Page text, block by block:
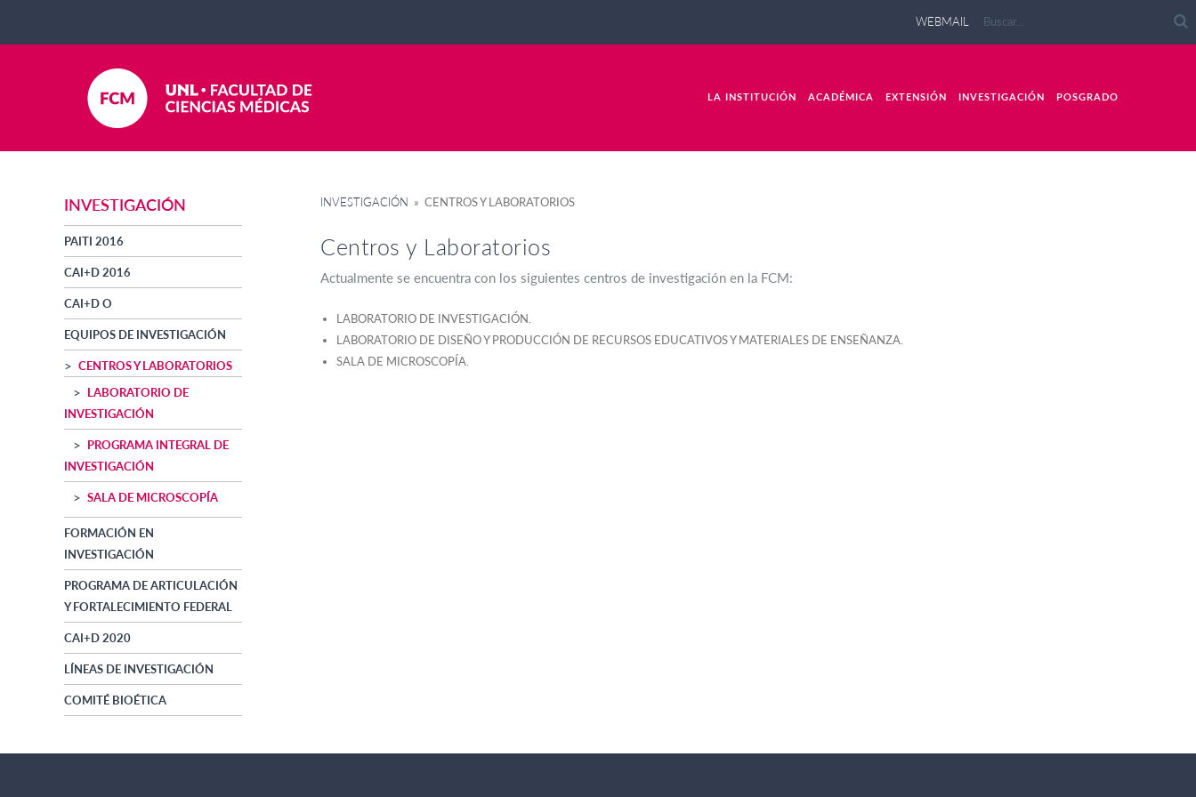
WEBMAIL
LA INSTITUCIÓN ACADÉMICA EXTENSIÓN INVESTIGACIÓN POSGRADO
INVESTIGACIÓN
PAITI 2016
CAI+D 2016
CAI+D O
EQUIPOS DE INVESTIGACIÓN
CENTROS Y LABORATORIOS
LABORATORIO DE
INVESTIGACIÓN
PROGRAMA INTEGRAL DE
INVESTIGACIÓN
SALA DE MICROSCOPÍA
FORMACIÓN EN
INVESTIGACIÓN
PROGRAMA DE ARTICULACIÓN
Y FORTALECIMIENTO FEDERAL
CAI+D 2020
LÍNEAS DE INVESTIGACIÓN
COMITÉ BIOÉTICA
INVESTIGACIÓN » CENTROS Y LABORATORIOS
Centros y Laboratorios
Actualmente se encuentra con los siguientes centros de investigación en la FCM:
LABORATORIO DE INVESTIGACIÓN.
LABORATORIO DE DISEÑO Y PRODUCCIÓN DE RECURSOS EDUCATIVOS Y MATERIALES DE ENSEÑANZA.
SALA DE MICROSCOPÍA.